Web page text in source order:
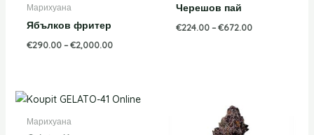
Марихуана
Ябълков фритер
€290.00 – €2,000.00
Черешов пай
€224.00 – €672.00
Марихуана
Price